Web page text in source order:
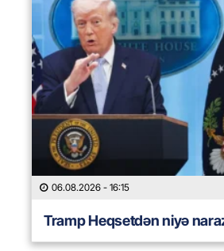
06.08.2026 - 16:15
Tramp Heqsetdən niyə